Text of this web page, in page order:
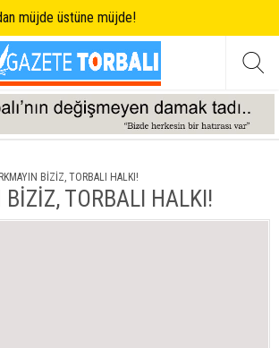
müjde üstüne müjde!
BİZİZ, TORBALI HALKI!
BİZİZ, TORBALI HALKI!